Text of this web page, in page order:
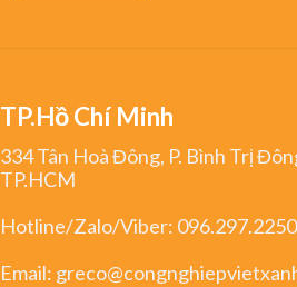
TP.Hồ Chí Minh
334 Tân Hoà Đông, P. Bình Trị
TP.HCM
Hotline/Zalo/Viber: 096.297.2250
Email: